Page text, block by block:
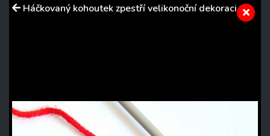
Háčkovaný kohoutek zpestří velikonoční dekoraci